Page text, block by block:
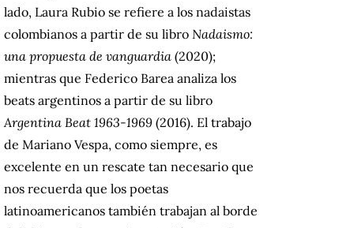
lado, Laura Rubio se refiere a los nadaistas
colombianos a partir de su libro Nadaismo:
una propuesta de vanguardia (2020);
mientras que Federico Barea analiza los
beats argentinos a partir de su libro
Argentina Beat 1963-1969 (2016). El trabajo
de Mariano Vespa, como siempre, es
excelente en un rescate tan necesario que
nos recuerda que los poetas
latinoamericanos también trabajan al borde